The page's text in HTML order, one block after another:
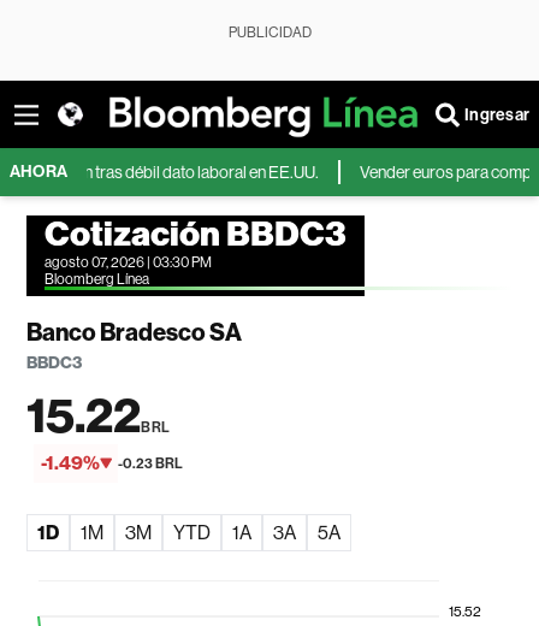
PUBLICIDAD
Ingresar
AHORA
tras débil dato laboral en EE.UU. Vender euros para comprar
Cotización BBDC3
agosto 07, 2026 | 03:30 PM
Bloomberg Línea
Banco Bradesco SA
BBDC3
15.22BRL
-1.49% -0.23 BRL
1D 1M 3M YTD 1A 3A 5A
15.52